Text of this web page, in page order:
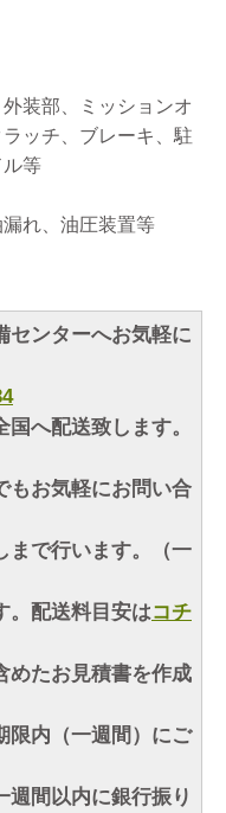
装部、ミッションオ
ッチ、ブレーキ、駐
等
れ、油圧装置等
ンターへお気軽に
へ配送致します。
お気軽にお問い合
まで行います。（一
。配送料目安はコチ
たお見積書を作成
限内（一週間）にご
週間以内に銀行振り